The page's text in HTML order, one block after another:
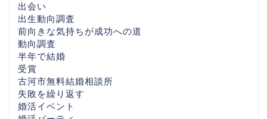
出会い
出生動向調査
前向きな気持ちが成功への道
動向調査
半年で結婚
受賞
古河市無料結婚相談所
失敗を繰り返す
婚活イベント
んでほしい話 （30代後